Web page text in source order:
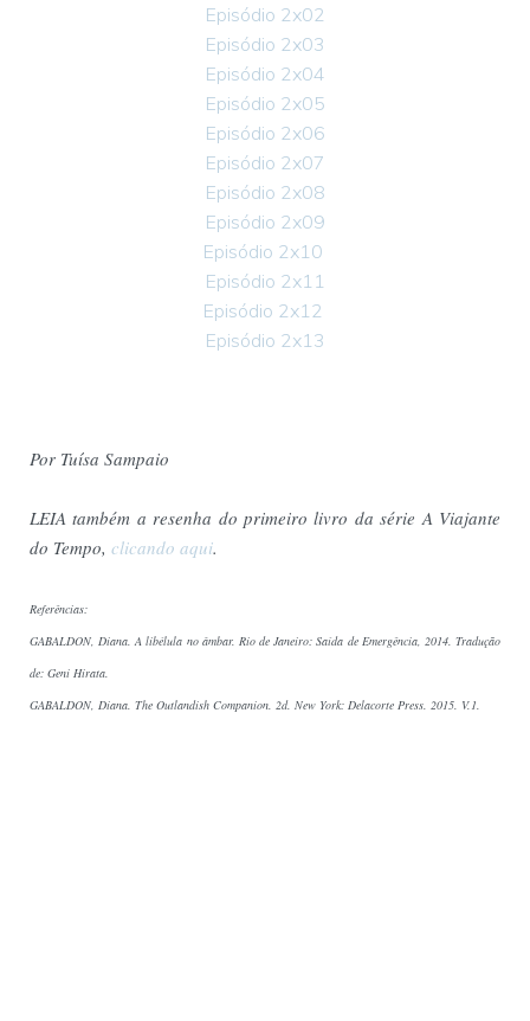
Episódio 2x02
Episódio 2x03
Episódio 2x04
Episódio 2x05
Episódio 2x06
Episódio 2x07
Episódio 2x08
Episódio 2x09
Episódio 2x10
Episódio 2x11
Episódio 2x12
Episódio 2x13
Por Tuísa Sampaio
LEIA também a resenha do primeiro livro da série A Viajante
do Tempo, clicando aqui.
Referências:
GABALDON, Diana. A libélula no âmbar. Rio de Janeiro: Saída de Emergência, 2014. Tradução
de: Geni Hirata.
GABALDON, Diana. The Outlandish Companion. 2d. New York: Delacorte Press. 2015. V.1.